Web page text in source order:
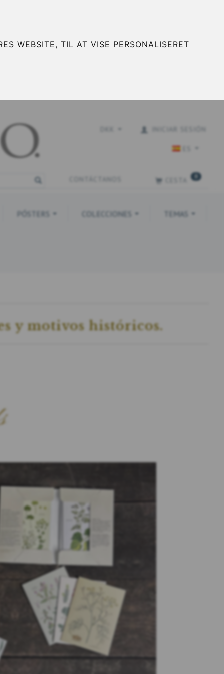
WEBSITE, TIL AT VISE PERSONALISERET
PÓSTERS COLECCIONES TEMAS
y motivos históricos.